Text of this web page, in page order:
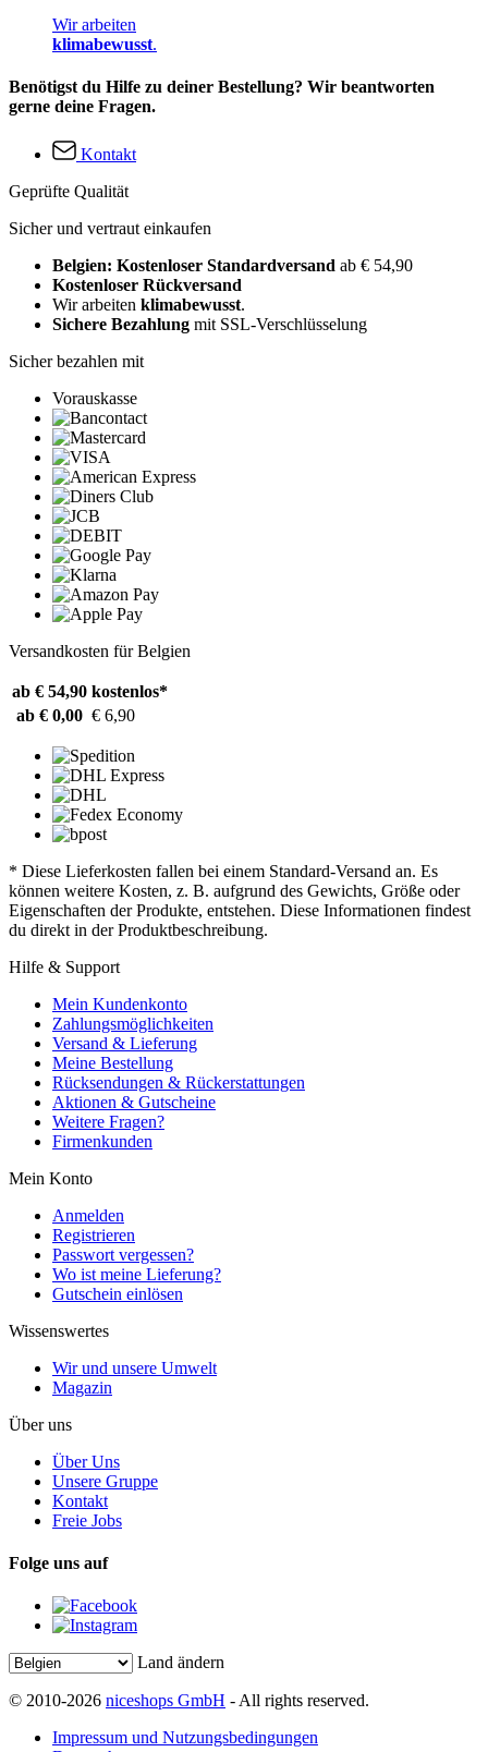
Wir arbeiten
klimabewusst.
Benötigst du Hilfe zu deiner Bestellung? Wir beantworten
gerne deine Fragen.
Kontakt
Geprüfte Qualität
Sicher und vertraut einkaufen
Belgien: Kostenloser Standardversand ab € 54,90
Kostenloser Rückversand
Wir arbeiten klimabewusst.
Sichere Bezahlung mit SSL-Verschlüsselung
Sicher bezahlen mit
Vorauskasse
Versandkosten für Belgien
ab € 54,90 kostenlos*
ab € 0,00 € 6,90
* Diese Lieferkosten fallen bei einem Standard-Versand an. Es
können weitere Kosten, z. B. aufgrund des Gewichts, Größe oder
Eigenschaften der Produkte, entstehen. Diese Informationen findest
du direkt in der Produktbeschreibung.
Hilfe & Support
Mein Kundenkonto
Zahlungsmöglichkeiten
Versand & Lieferung
Meine Bestellung
Rücksendungen & Rückerstattungen
Aktionen & Gutscheine
Weitere Fragen?
Firmenkunden
Mein Konto
Anmelden
Registrieren
Passwort vergessen?
Wo ist meine Lieferung?
Gutschein einlösen
Wissenswertes
Wir und unsere Umwelt
Magazin
Über uns
Über Uns
Unsere Gruppe
Kontakt
Freie Jobs
Folge uns auf
Land ändern
© 2010-2026 niceshops GmbH - All rights reserved.
Impressum und Nutzungsbedingungen